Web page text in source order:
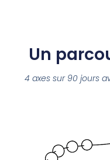
Un
4 axes sur 90 jours